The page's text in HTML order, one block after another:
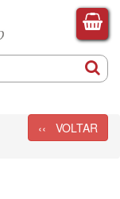
‹‹ VOLTAR